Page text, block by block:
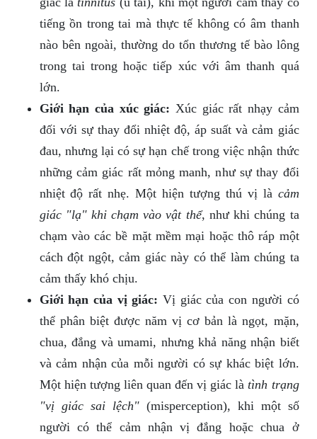
tiếng ồn trong tai mà thực tế không có âm thanh
nào bên ngoài, thường do tổn thương tế bào lông
trong tai trong hoặc tiếp xúc với âm thanh quá
lớn.
Giới hạn của xúc giác: Xúc giác rất nhạy cảm
đối với sự thay đổi nhiệt độ, áp suất và cảm giác
đau, nhưng lại có sự hạn chế trong việc nhận thức
những cảm giác rất mỏng manh, như sự thay đổi
nhiệt độ rất nhẹ. Một hiện tượng thú vị là cảm
giác "lạ" khi chạm vào vật thể, như khi chúng ta
chạm vào các bề mặt mềm mại hoặc thô ráp một
cách đột ngột, cảm giác này có thể làm chúng ta
cảm thấy khó chịu.
Giới hạn của vị giác: Vị giác của con người có
thể phân biệt được năm vị cơ bản là ngọt, mặn,
chua, đắng và umami, nhưng khả năng nhận biết
và cảm nhận của mỗi người có sự khác biệt lớn.
Một hiện tượng liên quan đến vị giác làtình trạng
"vị giác sai lệch"(misperception), khi một số
người có thể cảm nhận vị đắng hoặc chua ở